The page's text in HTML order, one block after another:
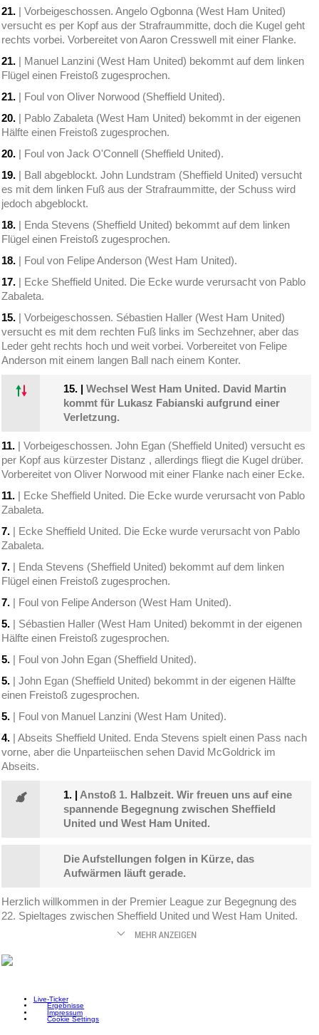
21. | Vorbeigeschossen. Angelo Ogbonna (West Ham United)
versucht es per Kopf aus der Strafraummitte, doch die Kugel geht
rechts vorbei. Vorbereitet von Aaron Cresswell mit einer Flanke.
21. | Manuel Lanzini (West Ham United) bekommt auf dem linken
Flügel einen Freistoß zugesprochen.
21. | Foul von Oliver Norwood (Sheffield United).
20. | Pablo Zabaleta (West Ham United) bekommt in der eigenen
Hälfte einen Freistoß zugesprochen.
20. | Foul von Jack O'Connell (Sheffield United).
19. | Ball abgeblockt. John Lundstram (Sheffield United) versucht
es mit dem linken Fuß aus der Strafraummitte, der Schuss wird
jedoch abgeblockt.
18. | Enda Stevens (Sheffield United) bekommt auf dem linken
Flügel einen Freistoß zugesprochen.
18. | Foul von Felipe Anderson (West Ham United).
17. | Ecke Sheffield United. Die Ecke wurde verursacht von Pablo
Zabaleta.
15. | Vorbeigeschossen. Sébastien Haller (West Ham United)
versucht es mit dem rechten Fuß links im Sechzehner, aber das
Leder geht rechts hoch und weit vorbei. Vorbereitet von Felipe
Anderson mit einem langen Ball nach einem Konter.
15. |Wechsel West Ham United. David Martin
kommt für Lukasz Fabianski aufgrund einer
Verletzung.
11. | Vorbeigeschossen. John Egan (Sheffield United) versucht es
per Kopf aus kürzester Distanz , allerdings fliegt die Kugel drüber.
Vorbereitet von Oliver Norwood mit einer Flanke nach einer Ecke.
11. | Ecke Sheffield United. Die Ecke wurde verursacht von Pablo
Zabaleta.
7. | Ecke Sheffield United. Die Ecke wurde verursacht von Pablo
Zabaleta.
7. | Enda Stevens (Sheffield United) bekommt auf dem linken
Flügel einen Freistoß zugesprochen.
7. | Foul von Felipe Anderson (West Ham United).
5. | Sébastien Haller (West Ham United) bekommt in der eigenen
Hälfte einen Freistoß zugesprochen.
5. | Foul von John Egan (Sheffield United).
5. | John Egan (Sheffield United) bekommt in der eigenen Hälfte
einen Freistoß zugesprochen.
5. | Foul von Manuel Lanzini (West Ham United).
4. | Abseits Sheffield United. Enda Stevens spielt einen Pass nach
vorne, aber die Unparteiischen sehen David McGoldrick im
Abseits.
1. | Anstoß 1. Halbzeit. Wir freuen uns auf eine
spannende Begegnung zwischen Sheffield
United und West Ham United.
Die Aufstellungen folgen in Kürze, das
Aufwärmen läuft gerade.
Herzlich willkommen in der Premier League zur Begegnung des
22. Spieltages zwischen Sheffield United und West Ham United.
Live-Ticker
Ergebnisse
Impressum
Cookie Settings